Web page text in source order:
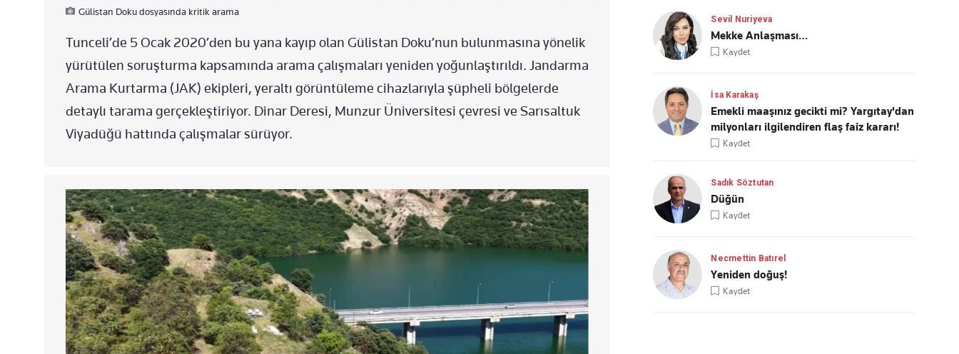
Gülistan Doku dosyasında kritik arama
Tunceli’de 5 Ocak 2020’den bu yana kayıp olan Gülistan Doku’nun bulunmasına yönelik
yürütülen soruşturma kapsamında arama çalışmaları yeniden yoğunlaştırıldı. Jandarma
Arama Kurtarma (JAK) ekipleri, yeraltı görüntüleme cihazlarıyla şüpheli bölgelerde
detaylı tarama gerçekleştiriyor. Dinar Deresi, Munzur Üniversitesi çevresi ve Sarısaltuk
Viyadüğü hattında çalışmalar sürüyor.
Sevil Nuriyeva
Mekke Anlaşması…
Kaydet
İsa Karakaş
Emekli maaşınız gecikti mi? Yargıtay'dan
milyonları ilgilendiren flaş faiz kararı!
Kaydet
Sadık Söztutan
Düğün
Kaydet
Necmettin Batırel
Yeniden doğuş!
Kaydet